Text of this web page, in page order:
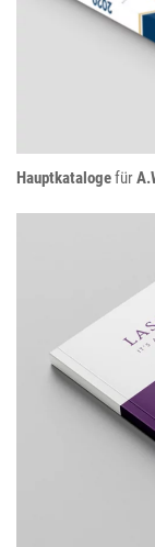
Hauptkatalogefür